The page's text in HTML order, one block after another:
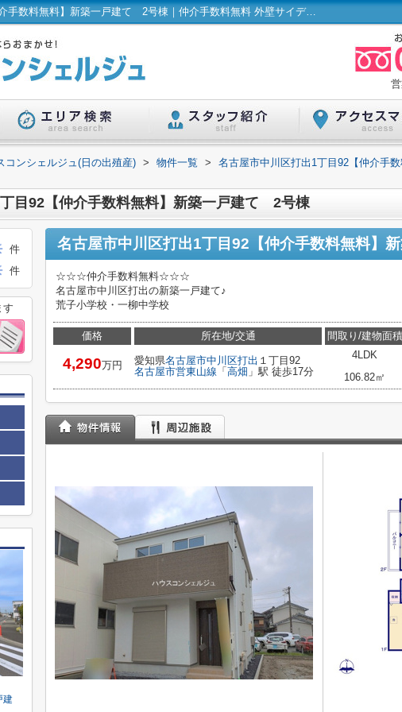
名古屋市中川区打出1丁目92【仲介手数料無料】新築一戸建て 2号棟｜仲介手数料無料 外壁サイディング 温水洗浄便座 浴室乾燥機｜ハウスコンシェルジュ(日の出殖産)
コンシェルジュ(日の出殖産) > 物件一覧 >
名古屋市中川区打出1丁目92【仲介手
目92【仲介手数料無料】新築一戸建て 2号棟
名古屋市中川区打出1丁目92【仲介手数料無料】
☆☆☆仲介手数料無料☆☆☆
名古屋市中川区打出の新築一戸建て♪
荒子小学校・一柳中学校
価格
4,290万円
所在地/交通
愛知県名古屋市中川区打出 １丁目92
名古屋市営東山線 「 高畑 」駅 徒歩17分
間取り/建物面積
4LDK
106.82㎡
件
件
す
建